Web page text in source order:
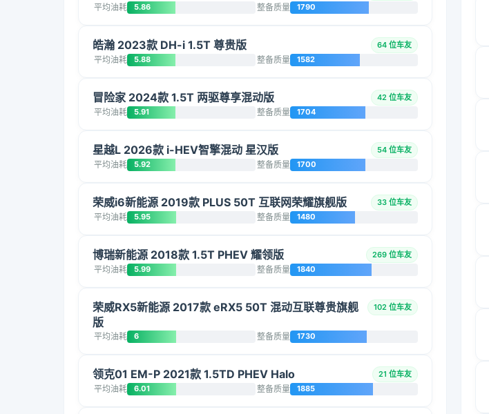
平均油耗 5.86 整备质量 1790
皓瀚 2023款 DH-i 1.5T 尊贵版 64 位车友
平均油耗 5.88 整备质量 1582
冒险家 2024款 1.5T 两驱尊享混动版 42 位车友
平均油耗 5.91 整备质量 1704
星越L 2026款 i-HEV智擎混动 星汉版 54 位车友
平均油耗 5.92 整备质量 1700
荣威i6新能源 2019款 PLUS 50T 互联网荣耀旗舰版 33 位车友
平均油耗 5.95 整备质量 1480
博瑞新能源 2018款 1.5T PHEV 耀领版 269 位车友
平均油耗 5.99 整备质量 1840
荣威RX5新能源 2017款 eRX5 50T 混动互联尊贵旗舰
版
102 位车友
平均油耗 6 整备质量 1730
领克01 EM-P 2021款 1.5TD PHEV Halo 21 位车友
平均油耗 6.01 整备质量 1885